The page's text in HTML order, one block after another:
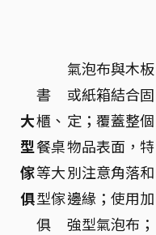
大
型
傢
俱
書
櫃、
餐桌
等大
型傢
俱
氣泡布與木板
或紙箱結合固
定；覆蓋整個
物品表面，特
別注意角落和
邊緣；使用加
強型氣泡布；